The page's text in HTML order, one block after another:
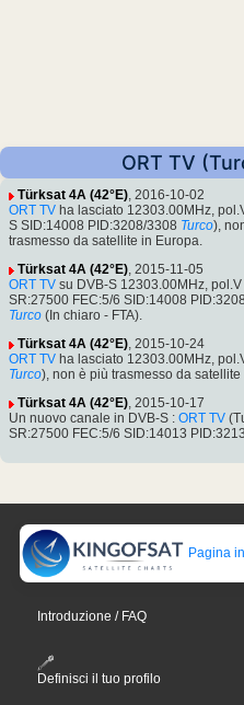
ORT TV
Türksat 4A (42°E), 2016-10-02
ORT TV ha lasciato 12303.00MHz,
S SID:14008 PID:3208/3308 Turco),
trasmesso da satellite in Europa.
Türksat 4A (42°E), 2015-11-05
ORT TV su DVB-S 12303.00MHz, pol.V
SR:27500 FEC:5/6 SID:14008
Turco (In chiaro - FTA).
Türksat 4A (42°E), 2015-10-24
ORT TV ha lasciato 12303.00MHz,
Turco), non è più trasmesso da
Türksat 4A (42°E), 2015-10-17
Un nuovo canale in DVB-S : ORT TV
SR:27500 FEC:5/6 SID:14013
Pagina
Introduzione / FAQ
Definisci il tuo profilo